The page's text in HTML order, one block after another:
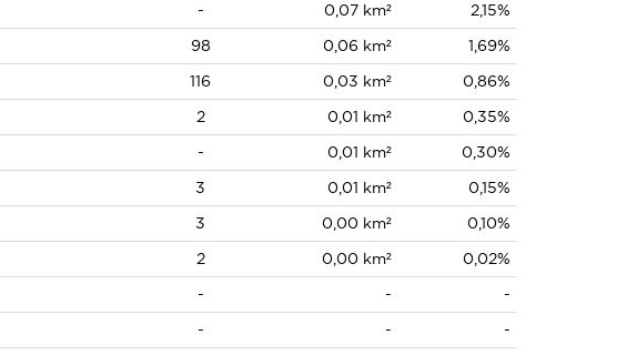
- 0,07 km²
2,15%
98 0,06 km²
1,69%
116 0,03 km²
0,86%
2 0,01 km²
0,35%
- 0,01 km²
0,30%
3 0,01 km²
0,15%
3 0,00 km²
0,10%
2 0,00 km²
0,02%
- -
-
- -
-